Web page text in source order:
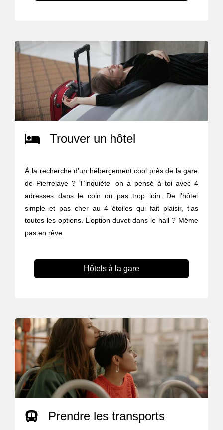
Trouver un hôtel
À la recherche d’un hébergement cool près de la gare
de Pierrelaye ? T’inquiète, on a pensé à toi avec 4
adresses dans le coin ou pas trop loin. De l'hôtel
simple et pas cher au 4 étoiles qui fait plaisir, t’as
toutes les options. L’option duvet dans le hall ? Même
pas en rêve.
Hôtels à la gare
Prendre les transports